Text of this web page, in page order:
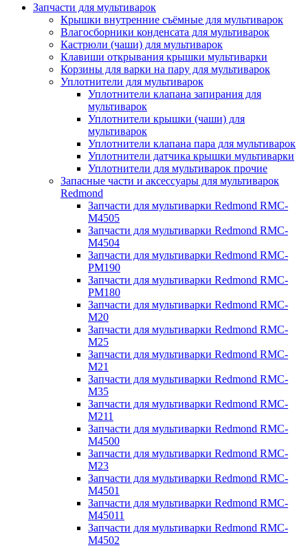
Запчасти для мультиварок
Крышки внутренние съёмные для мультиварок
Влагосборники конденсата для мультиварок
Кастрюли (чаши) для мультиварок
Клавиши открывания крышки мультиварки
Корзины для варки на пару для мультиварок
Уплотнители для мультиварок
Уплотнители клапана запирания для
мультиварок
Уплотнители крышки (чаши) для
мультиварок
Уплотнители клапана пара для мультиварок
Уплотнители датчика крышки мультиварки
Уплотнители для мультиварок прочие
Запасные части и аксессуары для мультиварок
Redmond
Запчасти для мультиварки Redmond RMC-
M4505
Запчасти для мультиварки Redmond RMC-
M4504
Запчасти для мультиварки Redmond RMC-
PM190
Запчасти для мультиварки Redmond RMC-
PM180
Запчасти для мультиварки Redmond RMC-
M20
Запчасти для мультиварки Redmond RMC-
M25
Запчасти для мультиварки Redmond RMC-
M21
Запчасти для мультиварки Redmond RMC-
M35
Запчасти для мультиварки Redmond RMC-
M211
Запчасти для мультиварки Redmond RMC-
M4500
Запчасти для мультиварки Redmond RMC-
M23
Запчасти для мультиварки Redmond RMC-
M4501
Запчасти для мультиварки Redmond RMC-
M45011
Запчасти для мультиварки Redmond RMC-
M4502